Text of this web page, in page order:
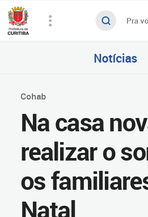
Pra
Notícias
Cohab
Na casa
realizar o
os
Natal